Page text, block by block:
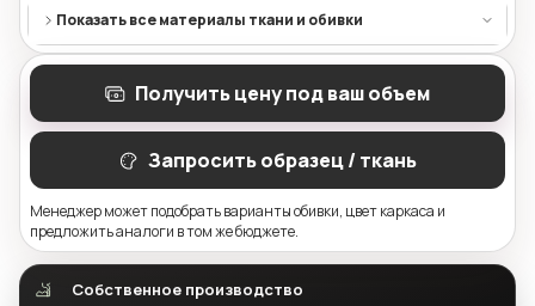
Показать все материалы ткани и обивки
Получить цену под ваш объем
Запросить образец / ткань
Менеджер может подобрать варианты обивки, цвет каркаса и
предложить аналоги в том же бюджете.
Собственное производство